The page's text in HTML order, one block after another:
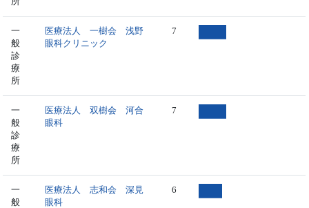
一
般
診
療
所
医療法人 一樹会 浅野
眼科クリニック
7
一
般
診
療
所
医療法人 双樹会 河合
眼科
7
一
般
医療法人 志和会 深見
眼科
6